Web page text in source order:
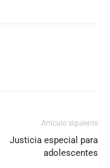
Artículo siguiente
Justicia especial para
adolescentes